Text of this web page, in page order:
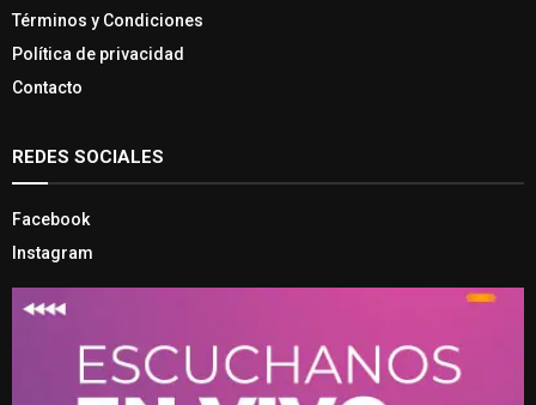
Términos y Condiciones
Política de privacidad
Contacto
REDES SOCIALES
Facebook
Instagram